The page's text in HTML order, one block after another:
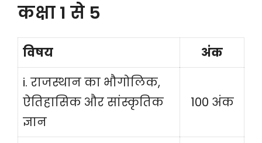
कक्षा 1 से 5
विषय
अंक
i. राजस्थान का भौगोलिक,
ऐतिहासिक और सांस्कृतिक
ज्ञान
100 अंक